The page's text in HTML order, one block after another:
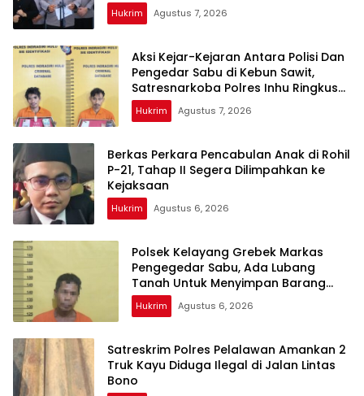
Hukrim Agustus 7, 2026
Aksi Kejar-Kejaran Antara Polisi Dan
Pengedar Sabu di Kebun Sawit,
Satresnarkoba Polres Inhu Ringkus
Dua Pelaku
Hukrim Agustus 7, 2026
Berkas Perkara Pencabulan Anak di Rohil
P-21, Tahap II Segera Dilimpahkan ke
Kejaksaan
Hukrim Agustus 6, 2026
Polsek Kelayang Grebek Markas
Pengegedar Sabu, Ada Lubang
Tanah Untuk Menyimpan Barang
Bukti
Hukrim Agustus 6, 2026
Satreskrim Polres Pelalawan Amankan 2
Truk Kayu Diduga Ilegal di Jalan Lintas
Bono